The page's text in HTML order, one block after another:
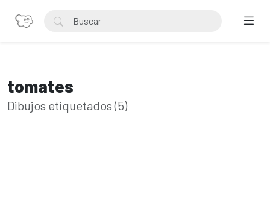
tomates
Dibujos etiquetados (5)